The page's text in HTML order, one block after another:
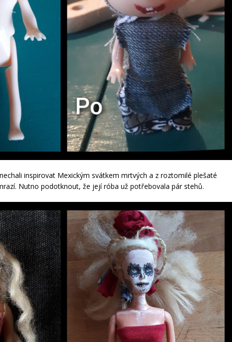
inspirovat Mexickým svátkem mrtvých a z roztomilé plešaté
Nutno podotknout, že její róba už potřebovala pár stehů.